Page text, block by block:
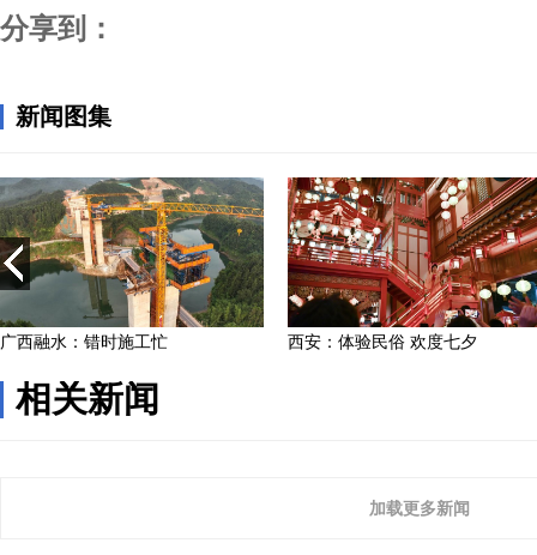
分享到：
相关新闻
加载更多新闻